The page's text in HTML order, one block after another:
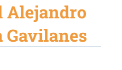
Alejandro
Gavilanes